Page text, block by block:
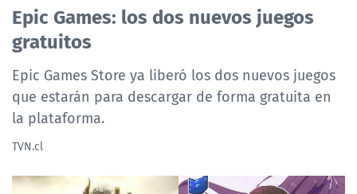
CASTING MASTERCHEF CHILE
CASTING TVN VERTICAL
TVN VERTICAL
TVN PLAY
Epic Games: los dos nuevos juegos
gratuitos
Epic Games Store ya liberó los dos nuevos juegos
que estarán para descargar de forma gratuita en
la plataforma.
TVN.cl